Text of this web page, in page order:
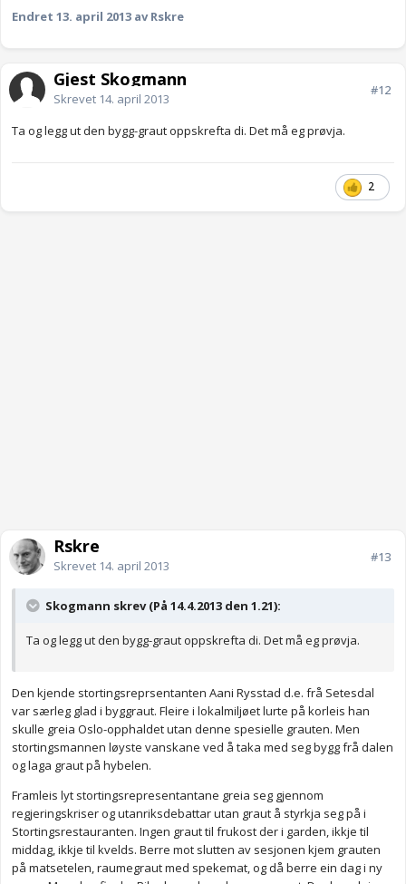
Endret 13. april 2013 av Rskre
Gjest Skogmann
Skrevet 14. april 2013
#12
Ta og legg ut den bygg-graut oppskrefta di. Det må eg prøvja.
2
Rskre
Skrevet 14. april 2013
#13
Skogmann skrev (På 14.4.2013 den 1.21):
Ta og legg ut den bygg-graut oppskrefta di. Det må eg prøvja.
Den kjende stortingsreprsentanten Aani Rysstad d.e. frå Setesdal
var særleg glad i byggraut. Fleire i lokalmiljøet lurte på korleis han
skulle greia Oslo-opphaldet utan denne spesielle grauten. Men
stortingsmannen løyste vanskane ved å taka med seg bygg frå dalen
og laga graut på hybelen.
Framleis lyt stortingsrepresentantane greia seg gjennom
regjeringskriser og utanriksdebattar utan graut å styrkja seg på i
Stortingsrestauranten. Ingen graut til frukost der i garden, ikkje til
middag, ikkje til kvelds. Berre mot slutten av sesjonen kjem grauten
på matsetelen, raumegraut med spekemat, og då berre ein dag i ny